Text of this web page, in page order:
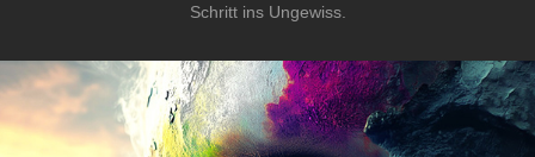
Schritt ins Ungewiss.